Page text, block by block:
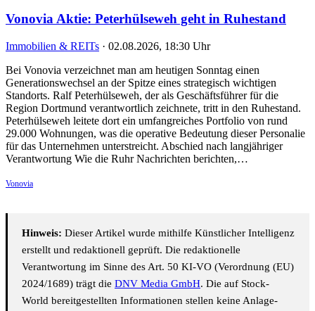
Vonovia Aktie: Peterhülseweh geht in Ruhestand
Immobilien & REITs · 02.08.2026, 18:30 Uhr
Bei Vonovia verzeichnet man am heutigen Sonntag einen
Generationswechsel an der Spitze eines strategisch wichtigen
Standorts. Ralf Peterhülseweh, der als Geschäftsführer für die
Region Dortmund verantwortlich zeichnete, tritt in den Ruhestand.
Peterhülseweh leitete dort ein umfangreiches Portfolio von rund
29.000 Wohnungen, was die operative Bedeutung dieser Personalie
für das Unternehmen unterstreicht. Abschied nach langjähriger
Verantwortung Wie die Ruhr Nachrichten berichten,…
Vonovia
Hinweis: Dieser Artikel wurde mithilfe Künstlicher Intelligenz
erstellt und redaktionell geprüft. Die redaktionelle
Verantwortung im Sinne des Art. 50 KI-VO (Verordnung (EU)
2024/1689) trägt die DNV Media GmbH. Die auf Stock-
World bereitgestellten Informationen stellen keine Anlage-